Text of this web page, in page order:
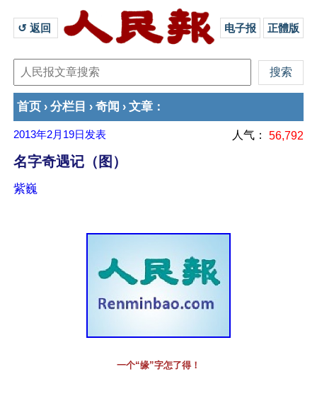
↺ 返回 电子报 正體版
首页 › 分栏目 › 奇闻 › 文章 ：
2013年2月19日 发表 人气： 56,792
名字奇遇记（图）
紫巍
一个“缘”字怎了得！